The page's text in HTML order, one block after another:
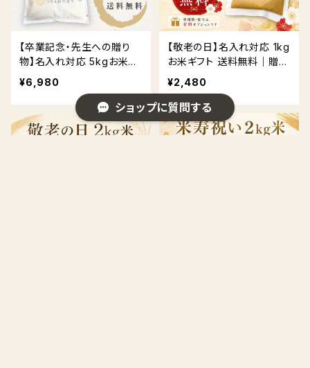
【卒業記念・先生への贈り
物】名入れ対応 5kgお米ギ
フト 送料無料
¥6,980
【敬老の日】名入れ対応 1kg
お米ギフト 送料無料｜贈答
用BOX・熨斗対応
¥2,480
ショップに質問する